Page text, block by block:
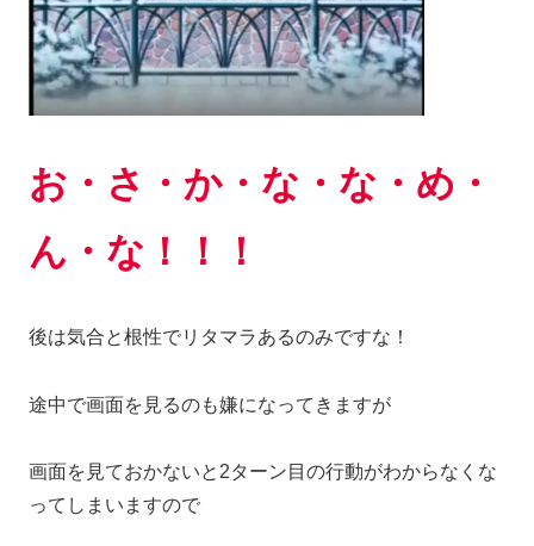
お・さ・か・な・な・め・
ん・な！！！
後は気合と根性でリタマラあるのみですな！
途中で画面を見るのも嫌になってきますが
画面を見ておかないと2ターン目の行動がわからなくな
ってしまいますので